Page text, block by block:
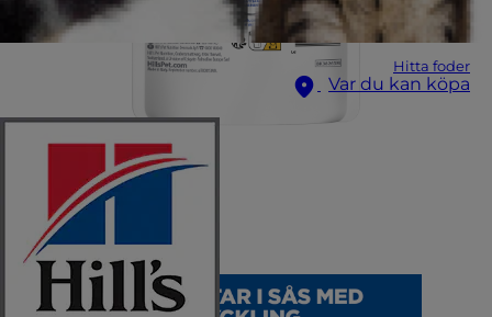
Hitta foder
Var du kan köpa